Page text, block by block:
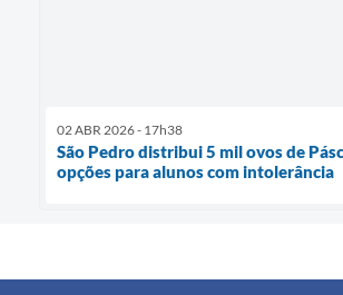
02 ABR 2026 - 17h38
São Pedro distribui 5 mil ovos de
opções para alunos com intolerância